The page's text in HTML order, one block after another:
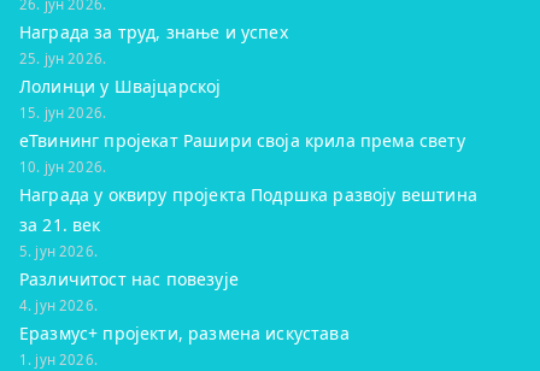
26. јун 2026.
Награда за труд, знање и успех
25. јун 2026.
Лолинци у Швајцарској
15. јун 2026.
eТвининг пројекат Рашири своја крила према свету
10. јун 2026.
Награда у оквиру пројекта Подршка развоју вештина
за 21. век
5. јун 2026.
Различитост нас повезује
4. јун 2026.
Еразмус+ пројекти, размена искустава
1. јун 2026.